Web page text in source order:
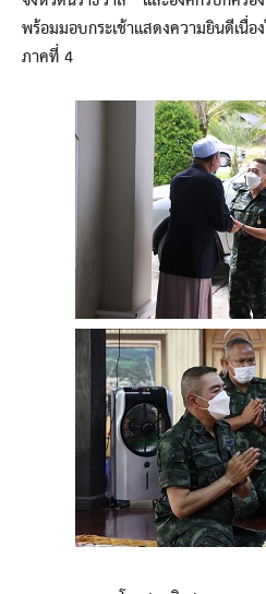
พร้อมมอบกระเช้าแสดงความยินดีเนื่อ
ภาคที่ 4